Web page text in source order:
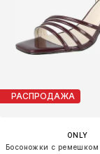
РАСПРОДАЖА
ONLY